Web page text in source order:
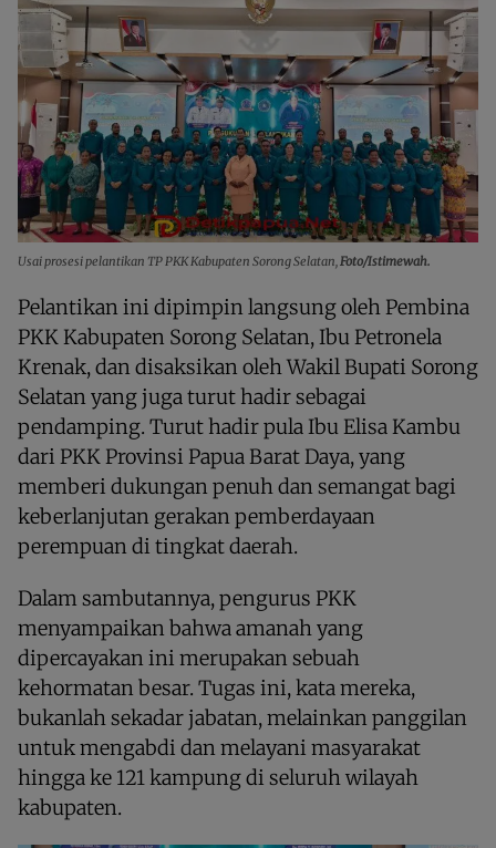
Usai prosesi pelantikan TP PKK Kabupaten Sorong Selatan, Foto/Istimewah.
Pelantikan ini dipimpin langsung oleh Pembina
PKK Kabupaten Sorong Selatan, Ibu Petronela
Krenak, dan disaksikan oleh Wakil Bupati Sorong
Selatan yang juga turut hadir sebagai
pendamping. Turut hadir pula Ibu Elisa Kambu
dari PKK Provinsi Papua Barat Daya, yang
memberi dukungan penuh dan semangat bagi
keberlanjutan gerakan pemberdayaan
perempuan di tingkat daerah.
Dalam sambutannya, pengurus PKK
menyampaikan bahwa amanah yang
dipercayakan ini merupakan sebuah
kehormatan besar. Tugas ini, kata mereka,
bukanlah sekadar jabatan, melainkan panggilan
untuk mengabdi dan melayani masyarakat
hingga ke 121 kampung di seluruh wilayah
kabupaten.